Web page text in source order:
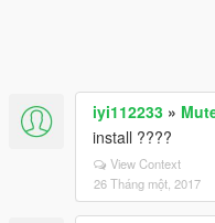
iyi112233 »
install ????
View Context
26 Tháng một, 2017